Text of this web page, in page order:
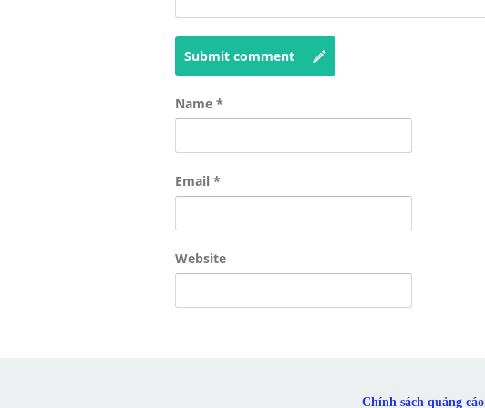
Submit comment
Name *
Email *
Website
Chính sách quảng cáo